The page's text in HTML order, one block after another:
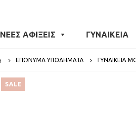
ΝΕΕΣ ΑΦΙΞΕΙΣ ΓΥΝΑΙΚΕΙΑ
ΕΠΏΝΥΜΑ ΥΠΟΔΉΜΑΤΑ ΓΥΝΑΙΚΕΊΑ
SALE